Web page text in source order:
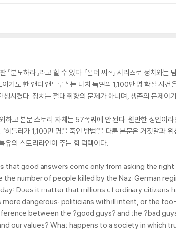
분노하라』라고 할 수 있다. 「폰더 씨~」 시리즈로 정치와
기도 한 앤디 앤드루스는 나치 독일의 1,100만 명 학살 사건
시켰다. 정치는 절대 취향의 문제가 아니며, 생존의 문제이
고 본문 스토리 자체는 57쪽밖에 안 된다. 웬만한 성인이
틀러가 1,100만 명을 죽인 방법’을 다룬 본문은 거짓말과
유의 스토리라인이 주는 힘 덕택이다.
that good answers come only from asking the
number of people killed by the Nazi German
Does it matter that millions of ordinary citizens
dangerous: politicians with ill intent, or the
between the ?good guys? and the ?bad
our values? What happens to a society in which